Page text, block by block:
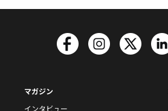
マガジン
インタビュー